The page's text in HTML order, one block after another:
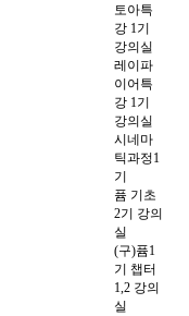
토아특
강 1기
강의실
레이파
이어특
강 1기
강의실
시네마
틱과정1
기
퓸 기초
2기 강의
실
(구)퓸1
기 챕터
1,2 강의
실